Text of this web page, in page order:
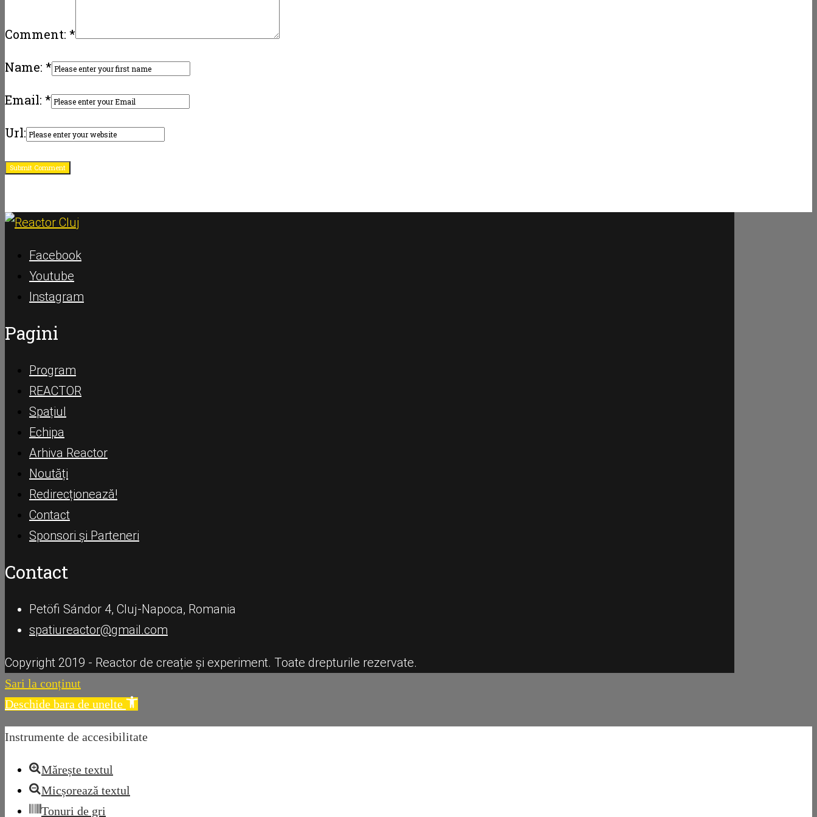
Comment: *
Name: *
Email: *
Url:
Facebook
Youtube
Instagram
Pagini
Program
REACTOR
Spațiul
Echipa
Arhiva Reactor
Noutăți
Redirecționează!
Contact
Sponsori și Parteneri
Contact
Petöfi Sándor 4, Cluj-Napoca, Romania
spatiureactor@gmail.com
Copyright 2019 - Reactor de creație și experiment. Toate drepturile rezervate.
Sari la conținut
Deschide bara de unelte
Instrumente de accesibilitate
Mărește textul
Micșorează textul
Tonuri de gri